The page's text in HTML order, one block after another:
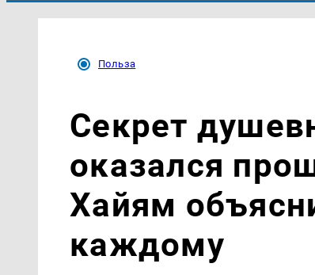
Польза
Секрет
оказался
Хайям
каждому